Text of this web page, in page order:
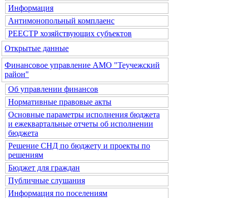
Информация
Антимонопольный комплаенс
РЕЕСТР хозяйствующих субъектов
Открытые данные
Финансовое управление АМО "Теучежский
район"
Об управлении финансов
Нормативные правовые акты
Основные параметры исполнения бюджета
и ежеквартальные отчеты об исполнении
бюджета
Решение СНД по бюджету и проекты по
решениям
Бюджет для граждан
Публичные слушания
Информация по поселениям